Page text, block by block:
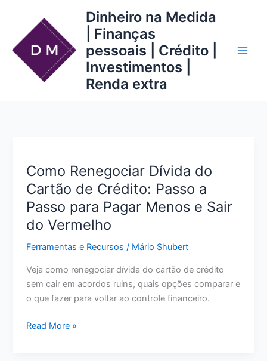
conteúdo
Dinheiro na Medida
| Finanças
pessoais | Crédito |
Investimentos |
Renda extra
Como Renegociar Dívida do
Cartão de Crédito: Passo a
Passo para Pagar Menos e Sair
do Vermelho
Ferramentas e Recursos / Mário Shubert
Veja como renegociar dívida do cartão de crédito
sem cair em acordos ruins, quais opções comparar e
o que fazer para voltar ao controle financeiro.
Como
Read More »